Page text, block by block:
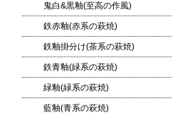
鬼白&黒釉(至高の作風)
鉄赤釉(赤系の萩焼)
鉄釉掛分け(茶系の萩焼)
鉄青釉(緑系の萩焼)
緑釉(緑系の萩焼)
藍釉(青系の萩焼)